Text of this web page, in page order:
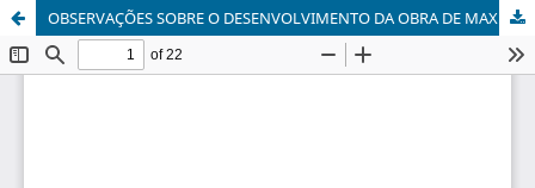
OBSERVAÇÕES SOBRE O DESENVOLVIMENTO DA OBRA DE MAX HORKHEIMER